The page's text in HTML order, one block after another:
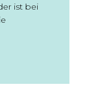
ist bei